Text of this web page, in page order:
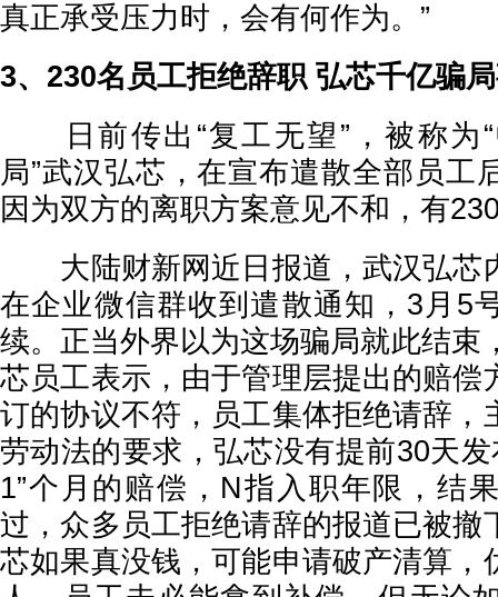
真正承受压力时，会有何作为。”
3、230名员工拒绝辞职 弘芯千亿骗
日前传出“复工无望”，被称为“
局”武汉弘芯，在宣布遣散全部员工
因为双方的离职方案意见不和，有
大陆财新网近日报道，武汉弘芯
在企业微信群收到遣散通知，3月5
续。正当外界以为这场骗局就此结束
芯员工表示，由于管理层提出的赔偿
订的协议不符，员工集体拒绝请辞，
劳动法的要求，弘芯没有提前30天
1”个月的赔偿，N指入职年限，结
过，众多员工拒绝请辞的报道已被撤
芯如果真没钱，可能申请破产清算，